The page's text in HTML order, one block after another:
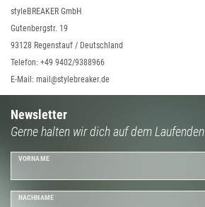
styleBREAKER GmbH
Gutenbergstr. 19
93128 Regenstauf / Deutschland
Telefon: +49 9402/9388966
E-Mail: mail@stylebreaker.de
Newsletter
Gerne halten wir dich auf dem Laufenden
VORNAME
NACHNAME